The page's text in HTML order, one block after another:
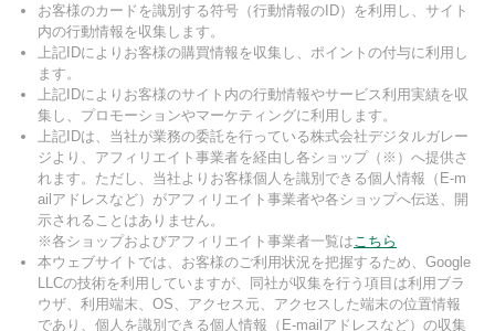
お客様のカードを識別する符号（行動情報のID）を利用し、サイト
内の行動情報を収集します。
上記IDによりお客様の購買情報を収集し、ポイントの付与に利用し
ます。
上記IDによりお客様のサイト内の行動情報やサービス利用実績を収
集し、プロモーションやマーケティングに利用します。
上記IDは、当社が業務の委託を行っている株式会社デジタルガレー
ジより、アフィリエイト事業者を経由し各ショップ（※）へ提供さ
れます。ただし、当社よりお客様個人を識別できる個人情報（E-m
ailアドレスなど）がアフィリエイト事業者や各ショップへ伝送、開
示されることはありません。
※各ショップおよびアフィリエイト事業者一覧はこちら
本ウェブサイトでは、お客様のご利用状況を把握するため、Google
LLCの技術を利用していますが、同社が収集を行う項目は利用ブラ
ウザ、利用端末、OS、アクセス元、アクセスした端末の位置情報
であり、個人を識別できる個人情報（E-mailアドレスなど）の収集